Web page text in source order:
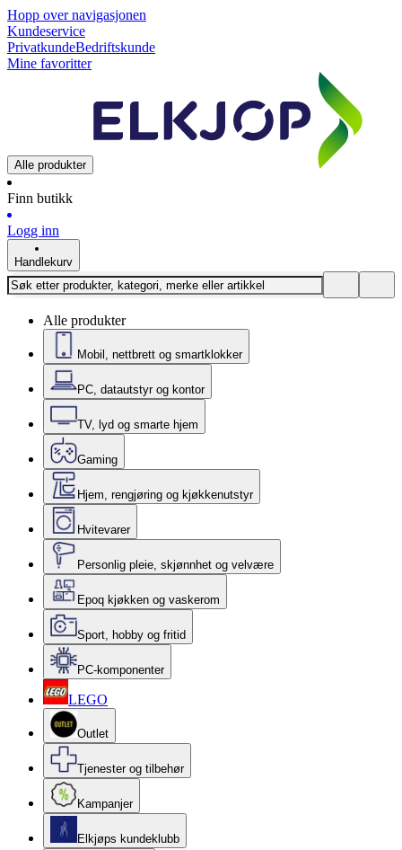
Hopp over navigasjonen
Kundeservice
PrivatkundeBedriftskunde
Mine favoritter
Alle produkter
Finn butikk
Logg inn
Handlekurv
Alle produkter
Mobil, nettbrett og smartklokker
PC, datautstyr og kontor
TV, lyd og smarte hjem
Gaming
Hjem, rengjøring og kjøkkenutstyr
Hvitevarer
Personlig pleie, skjønnhet og velvære
Epoq kjøkken og vaskerom
Sport, hobby og fritid
PC-komponenter
LEGO
Outlet
Tjenester og tilbehør
Kampanjer
Elkjøps kundeklubb